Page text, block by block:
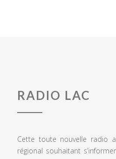
RADIO LAC
Cette toute nouvelle radio
régional souhaitant